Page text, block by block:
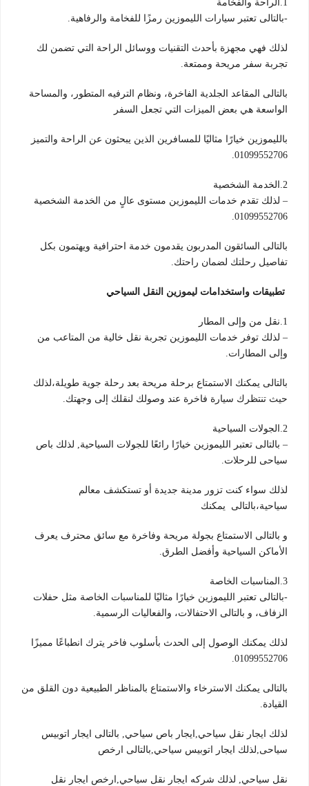
1.الراحة والفخامة
-بالتالى تعتبر سيارات الليموزين رمزًا للفخامة والرفاهية.
لذلك فهي مجهزة بأحدث التقنيات ووسائل الراحة التي تضمن لك
تجربة سفر مريحة وممتعة.
بالتالى المقاعد الجلدية الفاخرة، ونظام الترفيه المتطور، والمساحة
الواسعة هي بعض الميزات التي تجعل السفر
بالليموزين خيارًا مثاليًا للمسافرين الذين يبحثون عن الراحة والتميز
01099552706.
2.الخدمة الشخصية
– لذلك تقدم خدمات الليموزين مستوى عالٍ من الخدمة الشخصية
01099552706.
بالتالى السائقون المدربون يقدمون خدمة احترافية ويهتمون بكل
تفاصيل رحلتك لضمان راحتك.
تطبيقات واستخدامات ليموزين النقل السياحي
1.نقل من وإلى المطار
– لذلك توفر خدمات الليموزين تجربة نقل خالية من المتاعب من
وإلى المطارات.
بالتالى يمكنك الاستمتاع برحلة مريحة بعد رحلة جوية طويلة،لذلك
حيث تنتظرك سيارة فاخرة عند وصولك لنقلك إلى وجهتك.
2.الجولات السياحية
– بالتالى تعتبر الليموزين خيارًا رائعًا للجولات السياحية, لذلك باص
سياحى للرحلات.
لذلك سواء كنت تزور مدينة جديدة أو تستكشف معالم
سياحية،بالتالى يمكنك
و بالتالى الاستمتاع بجولة مريحة وفاخرة مع سائق محترف يعرف
الأماكن السياحية وأفضل الطرق.
3.المناسبات الخاصة
-بالتالى تعتبر الليموزين خيارًا مثاليًا للمناسبات الخاصة مثل حفلات
الزفاف، و بالتالى الاحتفالات، والفعاليات الرسمية.
لذلك يمكنك الوصول إلى الحدث بأسلوب فاخر يترك انطباعًا مميزًا
01099552706.
بالتالى يمكنك الاسترخاء والاستمتاع بالمناظر الطبيعية دون القلق من
القيادة.
لذلك ايجار نقل سياحي,ايجار باص سياحي, بالتالى ايجار اتوبيس
سياحى,لذلك ايجار اتوبيس سياحي,بالتالى ارخص
نقل سياحي, لذلك شركه ايجار نقل سياحي,ارخص ايجار نقل